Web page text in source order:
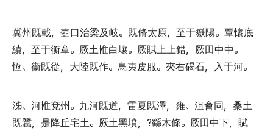
冀州既載， 壺口治梁及岐。 既脩太原， 至于嶽陽。 覃懷底
績， 至于衡章。 厥土惟白壤。 厥賦上上錯， 厥田中中。
恆、 衞既從， 大陸既作。 鳥夷皮服。 夾右碣石， 入于河。
泲、 河惟兗州 。 九河既道， 雷夏既澤， 雍、 沮會同， 桑土
既蠶， 是降丘宅土。 厥土黑墳， ?繇木條。 厥田中下， 賦